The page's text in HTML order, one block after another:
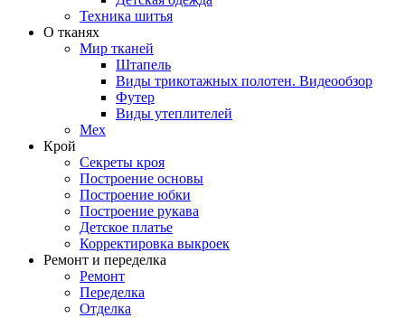
Техника шитья
О тканях
Мир тканей
Штапель
Виды трикотажных полотен. Видеообзор
Футер
Виды утеплителей
Мех
Крой
Секреты кроя
Построение основы
Построение юбки
Построение рукава
Детское платье
Корректировка выкроек
Ремонт и переделка
Ремонт
Переделка
Отделка